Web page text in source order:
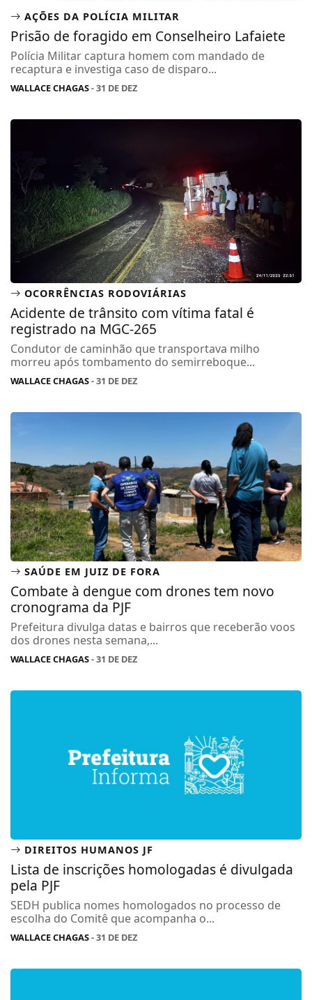
AÇÕES DA POLÍCIA MILITAR
Prisão de foragido em Conselheiro Lafaiete
Polícia Militar captura homem com mandado de
recaptura e investiga caso de disparo...
WALLACE CHAGAS- 31 DE DEZ
OCORRÊNCIAS RODOVIÁRIAS
Acidente de trânsito com vítima fatal é
registrado na MGC-265
Condutor de caminhão que transportava milho
morreu após tombamento do semirreboque...
WALLACE CHAGAS- 31 DE DEZ
SAÚDE EM JUIZ DE FORA
Combate à dengue com drones tem novo
cronograma da PJF
Prefeitura divulga datas e bairros que receberão voos
dos drones nesta semana,...
WALLACE CHAGAS- 31 DE DEZ
DIREITOS HUMANOS JF
Lista de inscrições homologadas é divulgada
pela PJF
SEDH publica nomes homologados no processo de
escolha do Comitê que acompanha o...
WALLACE CHAGAS- 31 DE DEZ